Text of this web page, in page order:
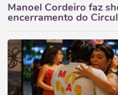
Manoel Cordeiro faz
encerramento do